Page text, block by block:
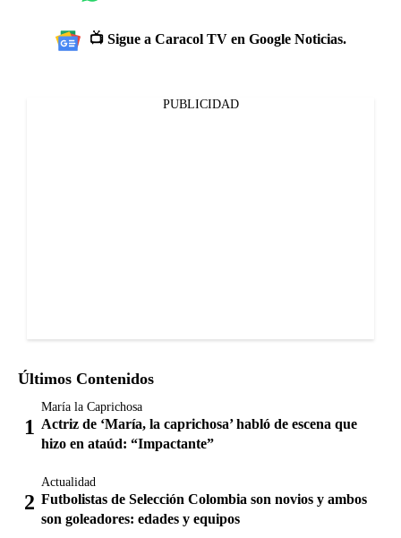
📺 Sigue a Caracol TV en Google Noticias.
PUBLICIDAD
Últimos Contenidos
María la Caprichosa
Actriz de ‘María, la caprichosa’ habló de escena que
hizo en ataúd: “Impactante”
Actualidad
Futbolistas de Selección Colombia son novios y ambos
son goleadores: edades y equipos